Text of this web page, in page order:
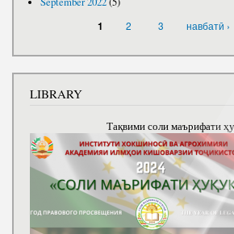
1 2 3 навбатӣ ›
LIBRARY
Тақвими соли маърифати